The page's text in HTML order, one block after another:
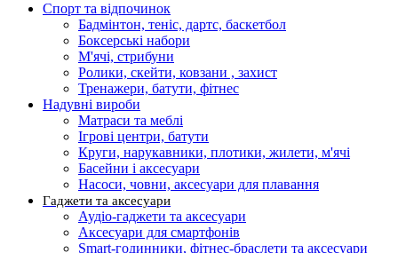
Спорт та відпочинок
Бадмінтон, теніс, дартс, баскетбол
Боксерські набори
М'ячі, стрибуни
Ролики, скейти, ковзани , захист
Тренажери, батути, фітнес
Надувні вироби
Матраси та меблі
Ігрові центри, батути
Круги, нарукавники, плотики, жилети, м'ячі
Басейни і аксесуари
Насоси, човни, аксесуари для плавання
Гаджети та аксесуари
Аудіо-гаджети та аксесуари
Аксесуари для смартфонів
Smart-годинники, фітнес-браслети та аксесуари